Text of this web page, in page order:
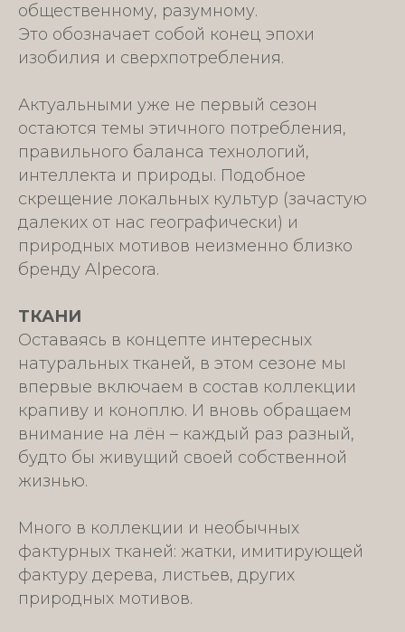
общественному, разумному.
Это обозначает собой конец эпохи
изобилия и сверхпотребления.
Актуальными уже не первый сезон
остаются темы этичного потребления,
правильного баланса технологий,
интеллекта и природы. Подобное
скрещение локальных культур (зачастую
далеких от нас географически) и
природных мотивов неизменно близко
бренду Alpecora.
ТКАНИ
Оставаясь в концепте интересных
натуральных тканей, в этом сезоне мы
впервые включаем в состав коллекции
крапиву и коноплю. И вновь обращаем
внимание на лён – каждый раз разный,
будто бы живущий своей собственной
жизнью.
Много в коллекции и необычных
фактурных тканей: жатки, имитирующей
фактуру дерева, листьев, других
природных мотивов.